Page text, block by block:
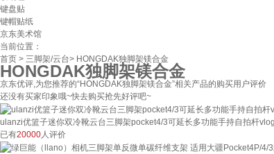
键盘贴
键帽贴纸
京东美术馆
当前位置：
首页 > 三脚架/云台> HONGDAK独脚架镁合金
HONGDAK独脚架镁合金
京东优评,为您推荐的“HONGDAK独脚架镁合金”相关产品的购买用户评价
还没有买家印象哦~快去购买抢先好评吧~
ulanzi优篮子迷你双冷靴云台三脚架pocket4/3可延长多功能手持自拍杆
已有20000人评价